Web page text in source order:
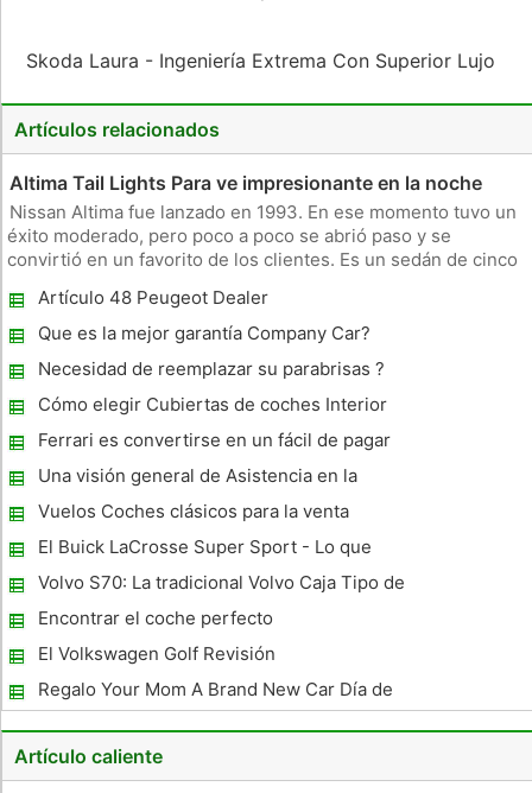
Skoda Laura - Ingeniería Extrema Con Superior Lujo
Artículos relacionados
Altima Tail Lights Para ve impresionante en la noche
Nissan Altima fue lanzado en 1993. En ese momento tuvo un
éxito moderado, pero poco a poco se abrió paso y se
convirtió en un favorito de los clientes. Es un sedán de cinco
cuarta generación se introdujo en 2007. Tiene una gran
potencia y u
Artículo 48 Peugeot Dealer
Que es la mejor garantía Company Car?
Necesidad de reemplazar su parabrisas ?
¿Por qué usted quiere Oem Auto Glass
Cómo elegir Cubiertas de coches Interior
Ferrari es convertirse en un fácil de pagar
uno!
Una visión general de Asistencia en la
carretera
Vuelos Coches clásicos para la venta
El Buick LaCrosse Super Sport - Lo que
esperamos
Volvo S70: La tradicional Volvo Caja Tipo de
vehículo
Encontrar el coche perfecto
El Volkswagen Golf Revisión
Regalo Your Mom A Brand New Car Día de
la Madre
Artículo caliente